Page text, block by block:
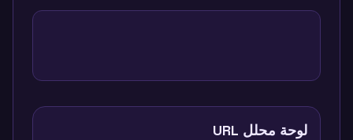
لوحة محلل URL